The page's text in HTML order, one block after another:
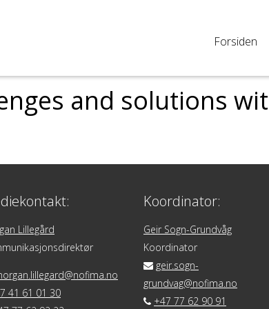
Forsiden
and solutions
Lillegård
41 61 01 30
Koordinator:
Geir Sogn-Grundvåg
Koordinator
geir.sogn-
grundvag@nofima.no
+47 77 62 90 91